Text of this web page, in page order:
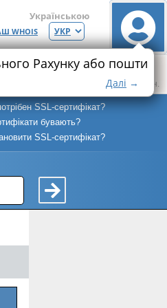
WHOIS
Українською
Місце на SSD Ціна
208.25 грн.
SSL-сертифікат?
бувають?
SSL-сертифікат?
Рахунку або пошти
Далі →